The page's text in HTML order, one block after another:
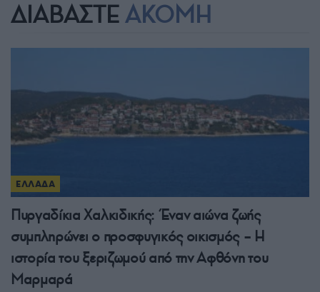
ΔΙΑΒΑΣΤΕ ΑΚΟΜΗ
ΕΛΛΑΔΑ
Πυργαδίκια Χαλκιδικής: Έναν αιώνα ζωής
συμπληρώνει ο προσφυγικός οικισμός – Η
ιστορία του ξεριζωμού από την Αφθόνη του
Μαρμαρά